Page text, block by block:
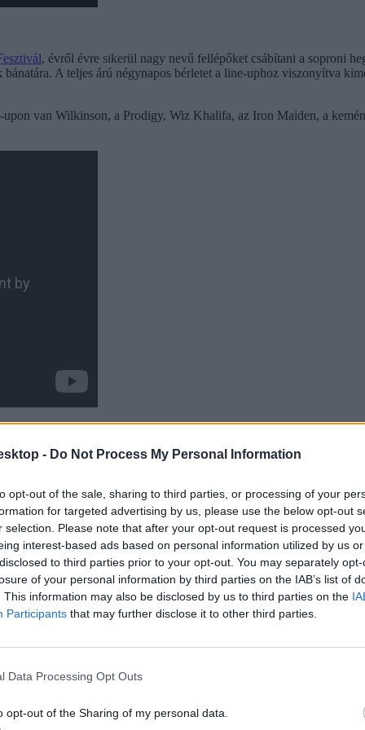
- Do Not Process My Personal Information
opt-out of the sale, sharing to third parties, or processing of your
for targeted advertising by us, please use the below opt-out
selection. Please note that after your opt-out request is processed
interest-based ads based on personal information utilized by us
to third parties prior to your opt-out. You may separately
of your personal information by third parties on the IAB’s list of
This information may also be disclosed by us to third parties on the
Participants that may further disclose it to other third parties.
Data Processing Opt Outs
opt-out of the Sharing of my personal data.
, évről évre sikerül nagy nevű fellépőket csábítani a soproni
A teljes árú négynapos bérletet a line-uphoz viszonyítva
van Wilkinson, a Prodigy, Wiz Khalifa, az Iron Maiden, a
és B.my.Lake mellett természetesen a legnagyobb érdeklődésre